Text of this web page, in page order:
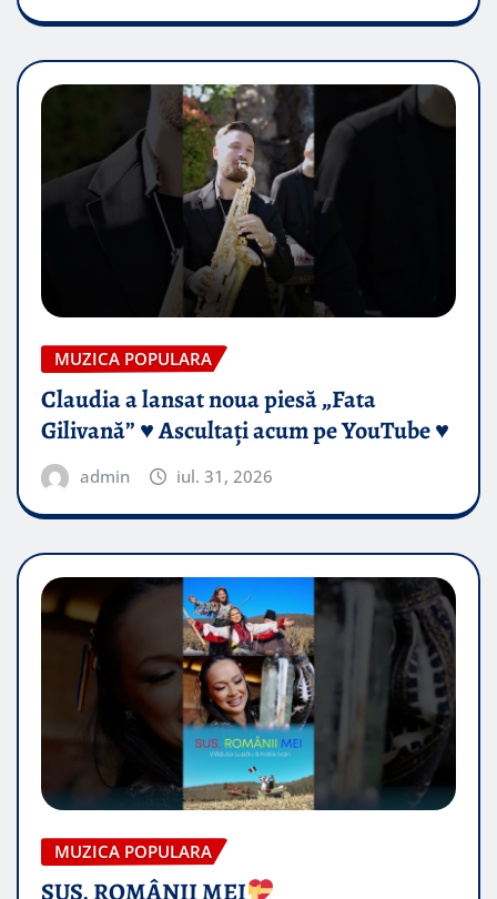
MUZICA POPULARA
Claudia a lansat noua piesă „Fata
Gilivană” ♥️ Ascultați acum pe YouTube ♥️
admin iul. 31, 2026
MUZICA POPULARA
SUS, ROMÂNII MEI